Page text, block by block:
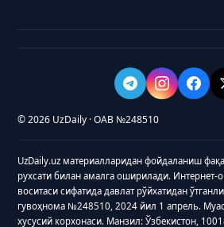
© 2026 UzDaily · ОАВ №248510
UzDaily.uz материалларидан фойдаланиш
рухсати билан амалга оширилади. Интернет-
воситаси сифатида давлат рўйхатидан
гувоҳнома №248510, 2024 йил 1 апрель.
хусусий корхонаси. Манзил: Ўзбекистон,